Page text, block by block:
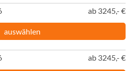
ab 3245,- €
auswählen
ab 3245,- €